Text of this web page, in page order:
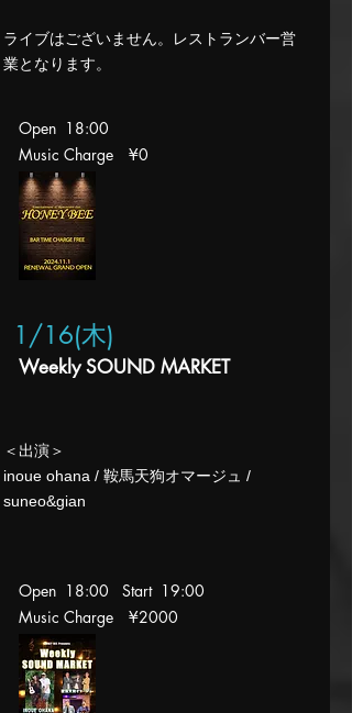
​ライブはございません。レストランバー営
業となります。
Open 18:00
Music Charge ¥0
1/16(木)
Weekly SOUND MARKET
​＜出演＞
inoue ohana / 鞍馬天狗オマージュ /
suneo&gian​
Open 18:00 Start 19:00
Music Charge ¥2000